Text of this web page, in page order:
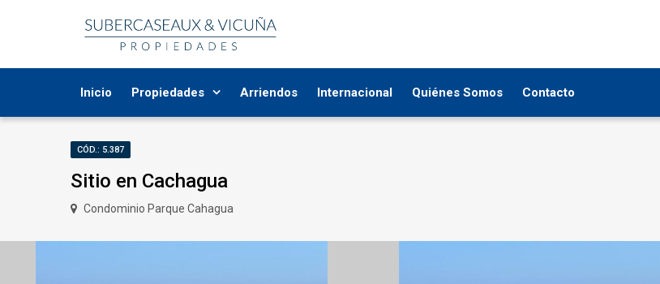
Inicio Propiedades Arriendos Internacional Quiénes Somos Contacto
CÓD.: 5.387
Sitio en Cachagua
Condominio Parque Cahagua